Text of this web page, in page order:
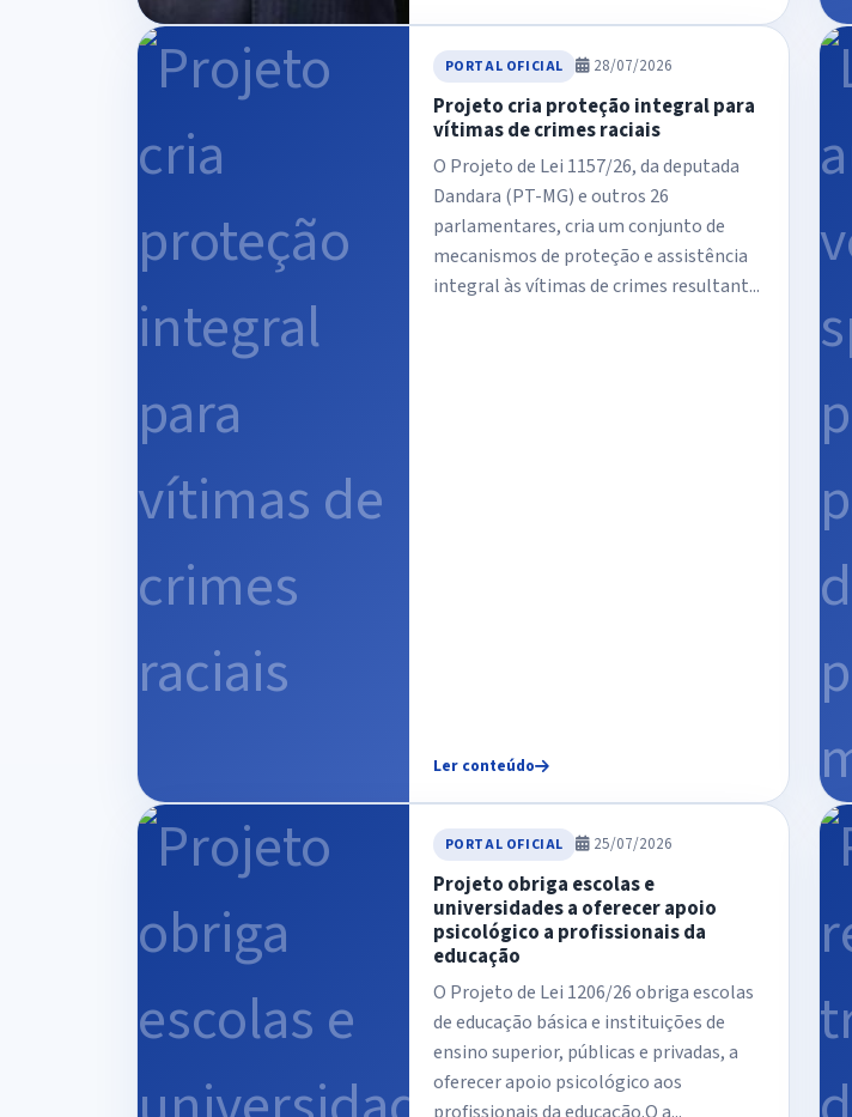
PORTAL OFICIAL 28/07/2026
Projeto cria proteção integral para
vítimas de crimes raciais
O Projeto de Lei 1157/26, da deputada
Dandara (PT-MG) e outros 26
parlamentares, cria um conjunto de
mecanismos de proteção e assistência
integral às vítimas de crimes resultant...
Ler conteúdo
PORTAL OFICIAL 25/07/2026
Projeto obriga escolas e
universidades a oferecer apoio
psicológico a profissionais da
educação
O Projeto de Lei 1206/26 obriga escolas
de educação básica e instituições de
ensino superior, públicas e privadas, a
oferecer apoio psicológico aos